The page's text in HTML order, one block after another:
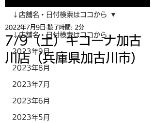
↓店舗名・日付検索はココから
2023年9月
2023年8月
2023年7月
2023年6月
2023年5月
↓店舗名・日付検索はココから
7/9（土）キコーナ加古
川店（兵庫県加古川市）
2022年7月9日 読了時間: 2分